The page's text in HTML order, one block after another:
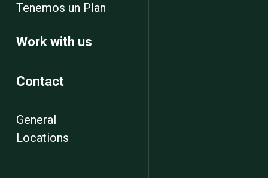
Tenemos un Plan
Work with us
Contact
General
Locations